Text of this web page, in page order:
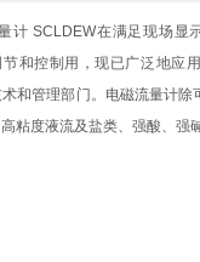
计 SCLDEW在满足现场显
和控制用，现已广泛地应
和管理部门。电磁流量计除
粘度液流及盐类、强酸、强